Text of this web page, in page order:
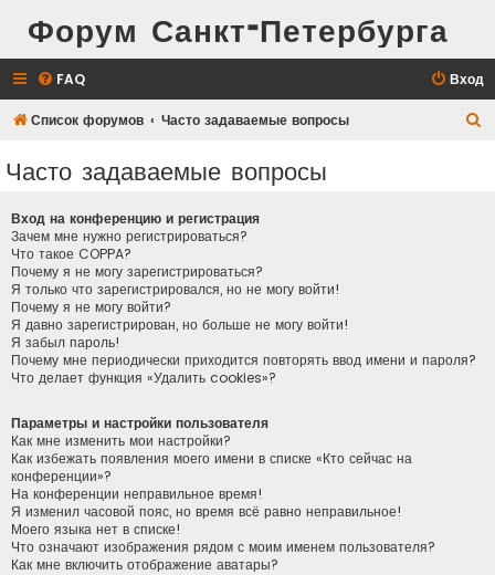
Форум Санкт-Петербурга
FAQ Вход
Список форумов Часто задаваемые вопросы
Часто задаваемые вопросы
Вход на конференцию и регистрация
Зачем мне нужно регистрироваться?
Что такое COPPA?
Почему я не могу зарегистрироваться?
Я только что зарегистрировался, но не могу войти!
Почему я не могу войти?
Я давно зарегистрирован, но больше не могу войти!
Я забыл пароль!
Почему мне периодически приходится повторять ввод имени и пароля?
Что делает функция «Удалить cookies»?
Параметры и настройки пользователя
Как мне изменить мои настройки?
Как избежать появления моего имени в списке «Кто сейчас на
конференции»?
На конференции неправильное время!
Я изменил часовой пояс, но время всё равно неправильное!
Моего языка нет в списке!
Что означают изображения рядом с моим именем пользователя?
Как мне включить отображение аватары?